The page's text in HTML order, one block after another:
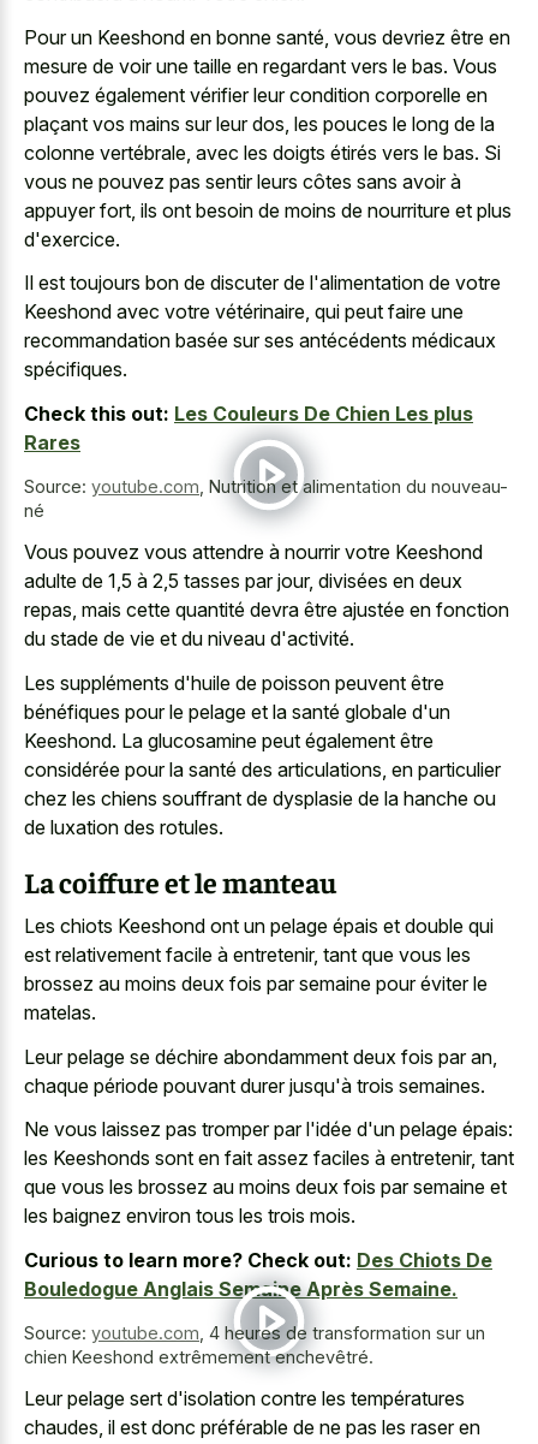
Pour un Keeshond en bonne santé, vous devriez être en
mesure de voir une taille en regardant vers le bas. Vous
pouvez également vérifier leur condition corporelle en
plaçant vos mains sur leur dos, les pouces le long de la
colonne vertébrale, avec les doigts étirés vers le bas. Si
vous ne pouvez pas sentir leurs côtes sans avoir à
appuyer fort, ils ont besoin de moins de nourriture et plus
d'exercice.
Il est toujours bon de discuter de l'alimentation de votre
Keeshond avec votre vétérinaire, qui peut faire une
recommandation basée sur ses antécédents médicaux
spécifiques.
Check this out: Les Couleurs De Chien Les plus
Rares
Source: youtube.com Nutrition et alimentation du nouveau-
né
Vous pouvez vous attendre à nourrir votre Keeshond
adulte de 1,5 à 2,5 tasses par jour, divisées en deux
repas, mais cette quantité devra être ajustée en fonction
du stade de vie et du niveau d'activité.
Les suppléments d'huile de poisson peuvent être
bénéfiques pour le pelage et la santé globale d'un
Keeshond. La glucosamine peut également être
considérée pour la santé des articulations, en particulier
chez les chiens souffrant de dysplasie de la hanche ou
de luxation des rotules.
La coiffure et le manteau
Les chiots Keeshond ont un pelage épais et double qui
est relativement facile à entretenir, tant que vous les
brossez au moins deux fois par semaine pour éviter le
matelas.
Leur pelage se déchire abondamment deux fois par an,
chaque période pouvant durer jusqu'à trois semaines.
Ne vous laissez pas tromper par l'idée d'un pelage épais:
les Keeshonds sont en fait assez faciles à entretenir, tant
que vous les brossez au moins deux fois par semaine et
les baignez environ tous les trois mois.
Curious to learn more? Check out: Des Chiots De
Bouledogue Anglais Semaine Après Semaine.
Source: youtube.com 4 heures de transformation sur un
chien Keeshond extrêmement enchevêtré.
Leur pelage sert d'isolation contre les températures
chaudes, il est donc préférable de ne pas les raser en